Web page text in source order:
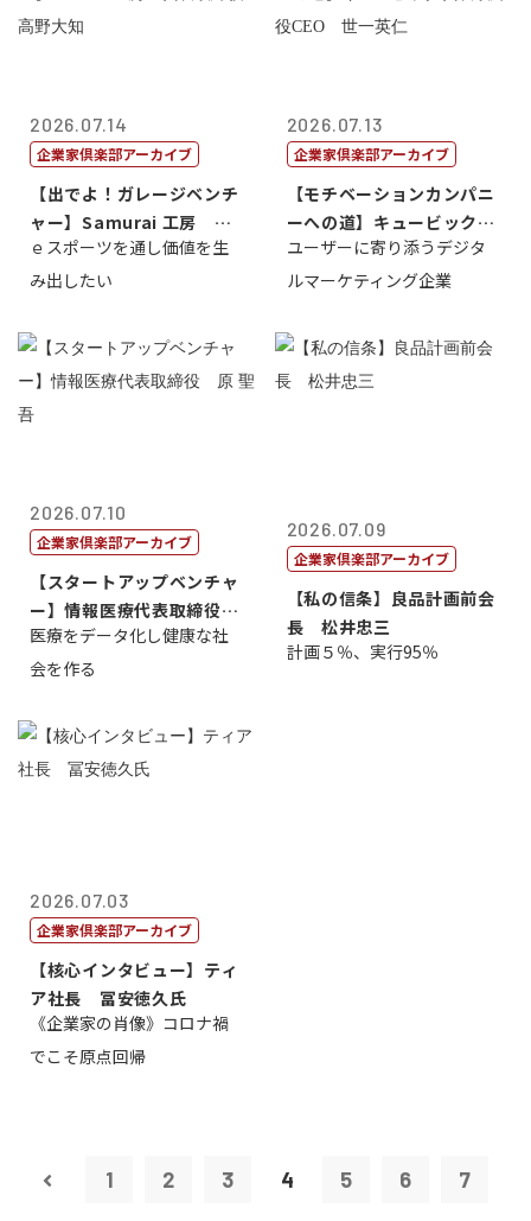
2026.07.14
企業家倶楽部アーカイブ
【出でよ！ガレージベンチ
ャー】Samurai 工房 代
表取締...
ｅスポーツを通し価値を生
み出したい
2026.07.13
企業家倶楽部アーカイブ
【モチベーションカンパニ
ーへの道】キュービック代
表取締役CE...
ユーザーに寄り添うデジタ
ルマーケティング企業
2026.07.10
企業家倶楽部アーカイブ
【スタートアップベンチャ
ー】情報医療代表取締役
原 聖吾
医療をデータ化し健康な社
会を作る
2026.07.09
企業家倶楽部アーカイブ
【私の信条】良品計画前会
長 松井忠三
計画５％、実行95％
2026.07.03
企業家倶楽部アーカイブ
【核心インタビュー】ティ
ア社長 冨安徳久氏
《企業家の肖像》コロナ禍
でこそ原点回帰
1 2 3 4 5 6 7